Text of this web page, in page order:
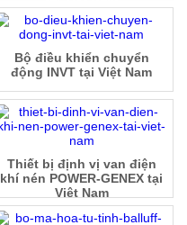
Bộ điều khiển chuyển
động INVT tại Việt Nam
Thiết bị định vị van điện
khí nén POWER-GENEX tại
Việt Nam